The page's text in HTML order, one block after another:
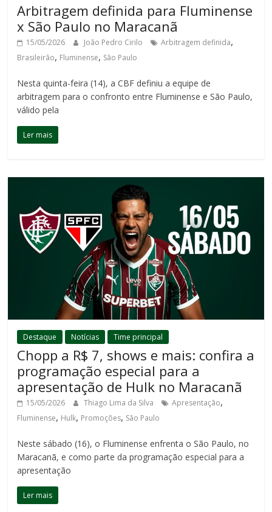
Arbitragem definida para Fluminense
x São Paulo no Maracanã
15/05/2026 João Pedro Cirilo Arbitragem definida,
Brasileirão, Fluminense, São Paulo
Nesta quinta-feira (14), a CBF definiu a equipe de
arbitragem para o confronto entre Fluminense e São Paulo,
válido pela
Ler mais
Destaque Notícias Time principal
Chopp a R$ 7, shows e mais: confira a
programação especial para a
apresentação de Hulk no Maracanã
15/05/2026 Thiago Lima da Silva Apresentação,
Fluminense, Hulk, Promoções, São Paulo
Neste sábado (16), o Fluminense enfrenta o São Paulo, no
Maracanã, e como parte da programação especial para a
apresentação
Ler mais